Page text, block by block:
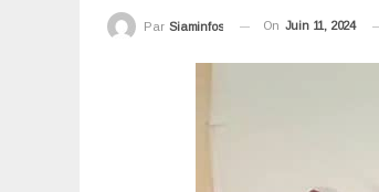
Par Siaminfos On Juin 11, 2024